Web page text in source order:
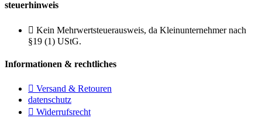
steuerhinweis
Kein Mehrwertsteuerausweis, da Kleinunternehmer nach
§19 (1) UStG.
Informationen & rechtliches
Versand & Retouren
datenschutz
Widerrufsrecht